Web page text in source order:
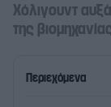
Χόλιγουντ
της
Περιεχόμενα